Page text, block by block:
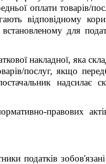
оплати товарів/
відповідному
для
накладної, яка
послуг, якщо
надсилає
правових
податків зобов'язані